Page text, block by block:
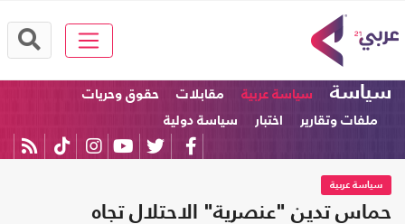
سياسة سياسة عربية مقابلات
حقوق وحريات
ملفات وتقارير
اختبار سياسة دولية
سياسة عربية
حماس تدين "عنصرية" الاحتلال تجاه